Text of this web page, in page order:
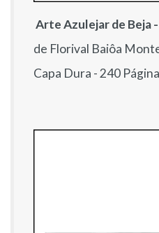
Arte Azulejar de Beja
de Florival Baiôa
Capa Dura - 240